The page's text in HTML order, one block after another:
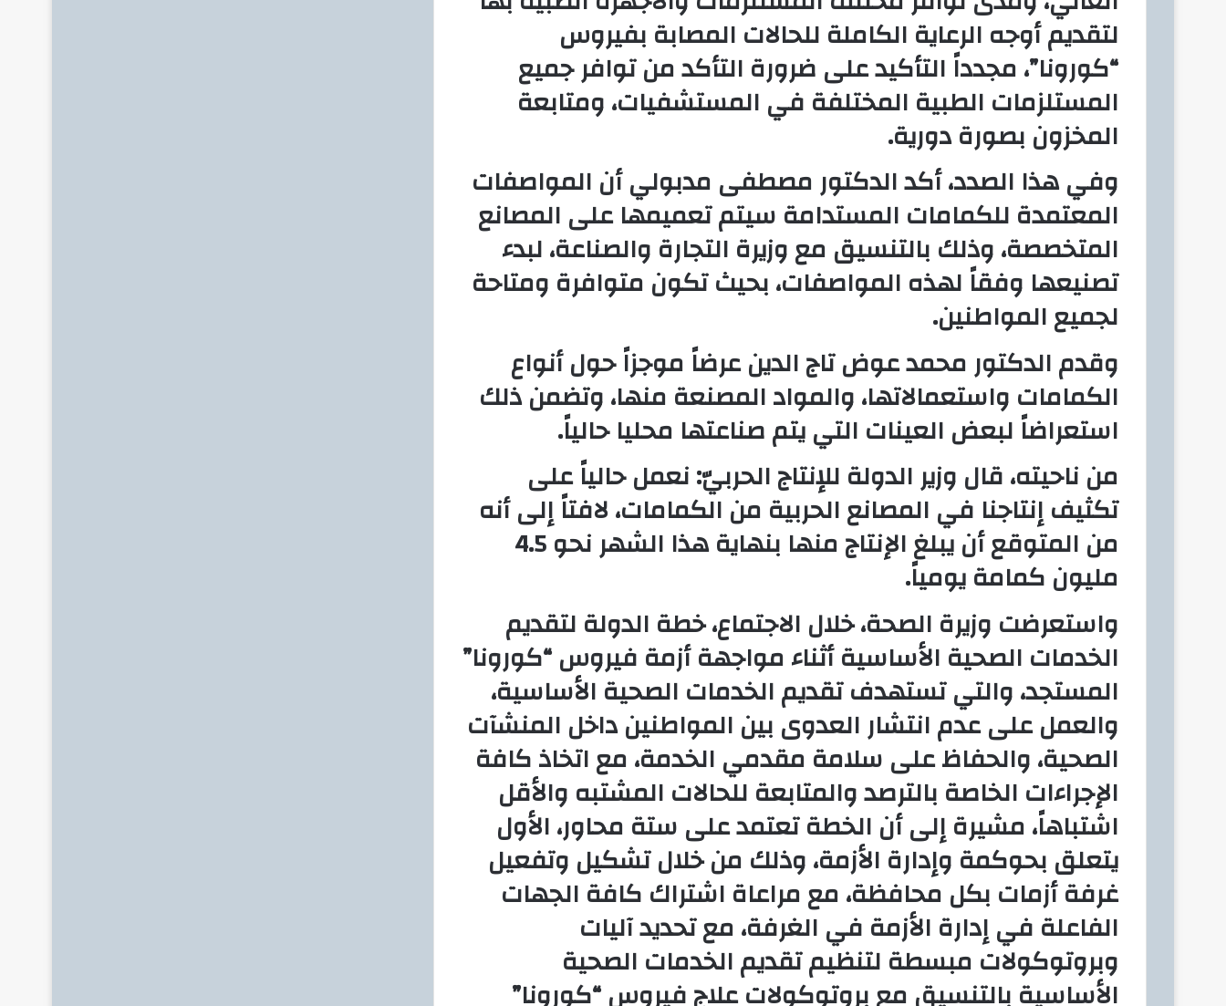
لتقديم أوجه الرعاية الكاملة للحالات المصابة بفيروس
“كورونا”، مجدداً التأكيد على ضرورة التأكد من توافر جميع
المستلزمات الطبية المختلفة في المستشفيات، ومتابعة
المخزون بصورة دورية.
وفي هذا الصدد، أكد الدكتور مصطفى مدبولي أن المواصفات
المعتمدة للكمامات المستدامة سيتم تعميمها على المصانع
المتخصصة، وذلك بالتنسيق مع وزيرة التجارة والصناعة، لبدء
تصنيعها وفقاً لهذه المواصفات، بحيث تكون متوافرة ومتاحة
لجميع المواطنين.
وقدم الدكتور محمد عوض تاج الدين عرضاً موجزاً حول أنواع
الكمامات واستعمالاتها، والمواد المصنعة منها، وتضمن ذلك
استعراضاً لبعض العينات التي يتم صناعتها محليا حالياً.
من ناحيته، قال وزير الدولة للإنتاج الحربيّ: نعمل حالياً على
تكثيف إنتاجنا في المصانع الحربية من الكمامات، لافتاً إلى أنه
من المتوقع أن يبلغ الإنتاج منها بنهاية هذا الشهر نحو 4.5
مليون كمامة يومياً.
واستعرضت وزيرة الصحة، خلال الاجتماع، خطة الدولة لتقديم
الخدمات الصحية الأساسية أثناء مواجهة أزمة فيروس “كورونا”
المستجد، والتي تستهدف تقديم الخدمات الصحية الأساسية،
والعمل على عدم انتشار العدوى بين المواطنين داخل المنشآت
الصحية، والحفاظ على سلامة مقدمي الخدمة، مع اتخاذ كافة
الإجراءات الخاصة بالترصد والمتابعة للحالات المشتبه والأقل
اشتباهاً، مشيرة إلى أن الخطة تعتمد على ستة محاور، الأول
يتعلق بحوكمة وإدارة الأزمة، وذلك من خلال تشكيل وتفعيل
غرفة أزمات بكل محافظة، مع مراعاة اشتراك كافة الجهات
الفاعلة في إدارة الأزمة في الغرفة، مع تحديد آليات
وبروتوكولات مبسطة لتنظيم تقديم الخدمات الصحية
الأساسية بالتنسيق مع بروتوكولات علاج فيروس “كورونا”